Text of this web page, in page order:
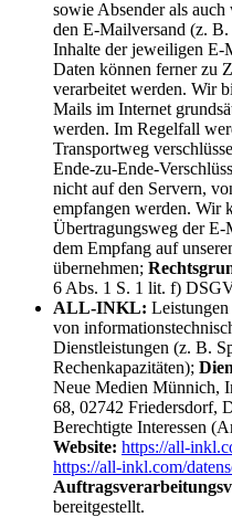
sowie Absender als
den E-Mailversand (z.
Inhalte der jeweiligen E-
Daten können ferner zu
verarbeitet werden. Wir
Mails im Internet
werden. Im Regelfall
Transportweg
Ende-zu-Ende-
nicht auf den Servern,
empfangen werden. Wir
Übertragungsweg der E-
dem Empfang auf
übernehmen;
6 Abs. 1 S. 1 lit. f)
ALL-INKL:
von
Dienstleistungen (z. B.
Rechenkapazitäten);
Neue Medien Münnich,
68, 02742 Friedersdorf,
Berechtigte Interessen
Website: https://all-
https://all-inkl.com/
bereitgestellt.